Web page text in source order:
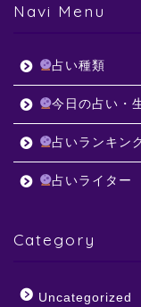
Navi Menu
占い種類
今日の占い・
占いランキン
占いライター
Category
Uncategorized